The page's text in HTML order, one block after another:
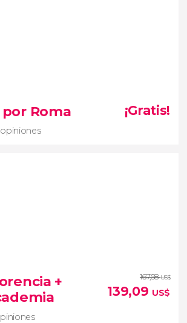
al lago Como, Lugano y Bellagio
Roma
opiniones
¡Gratis!
césares, del Barroco y, por
Eterna
free tour por
+
167,58US$
139,09 US$